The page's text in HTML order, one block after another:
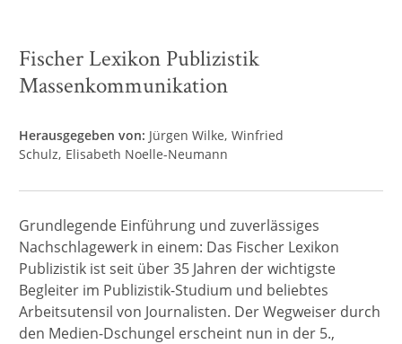
Fischer Lexikon Publizistik
Massenkommunikation
Herausgegeben von: Jürgen Wilke Winfried
Schulz Elisabeth Noelle-Neumann
Grundlegende Einführung und zuverlässiges
Nachschlagewerk in einem: Das Fischer Lexikon
Publizistik ist seit über 35 Jahren der wichtigste
Begleiter im Publizistik-Studium und beliebtes
Arbeitsutensil von Journalisten. Der Wegweiser durch
den Medien-Dschungel erscheint nun in der 5.,